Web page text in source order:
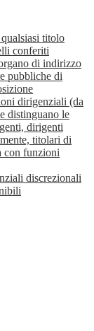
titolo
conferiti
di indirizzo
pubbliche di
dirigenziali (da
distinguano le
dirigenti
titolari di
con funzioni
discrezionali